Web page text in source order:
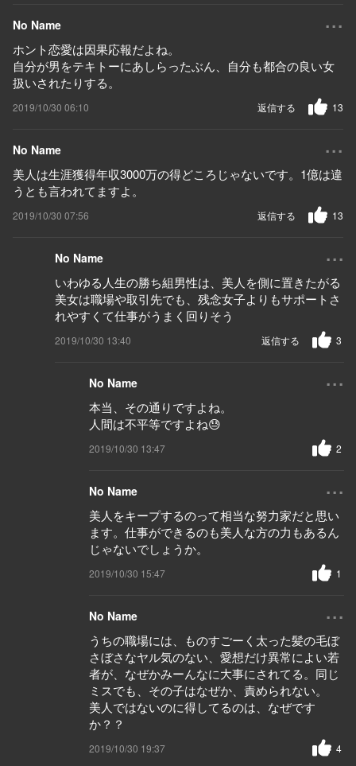
No Name ...
ホント恋愛は因果応報だよね。
自分が男をテキトーにあしらったぶん、自分も都合の良い女
扱いされたりする。
2019/10/30 06:10 13
返信する
No Name ...
美人は生涯獲得年収3000万の得どころじゃないです。1億は違
うとも言われてますよ。
2019/10/30 07:56 13
返信する
No Name ...
いわゆる人生の勝ち組男性は、美人を側に置きたがる
美女は職場や取引先でも、残念女子よりもサポートさ
れやすくて仕事がうまく回りそう
2019/10/30 13:40 3
返信する
No Name ...
本当、その通りですよね。
人間は不平等ですよね😓
2019/10/30 13:47 2
No Name ...
美人をキープするのって相当な努力家だと思い
ます。仕事ができるのも美人な方の力もあるん
じゃないでしょうか。
2019/10/30 15:47 1
No Name ...
うちの職場には、ものすごーく太った髪の毛ぼ
さぼさなヤル気のない、愛想だけ異常によい若
者が、なぜかみーんなに大事にされてる。同じ
ミスでも、その子はなぜか、責められない。
美人ではないのに得してるのは、なぜです
か？？
2019/10/30 19:37 4